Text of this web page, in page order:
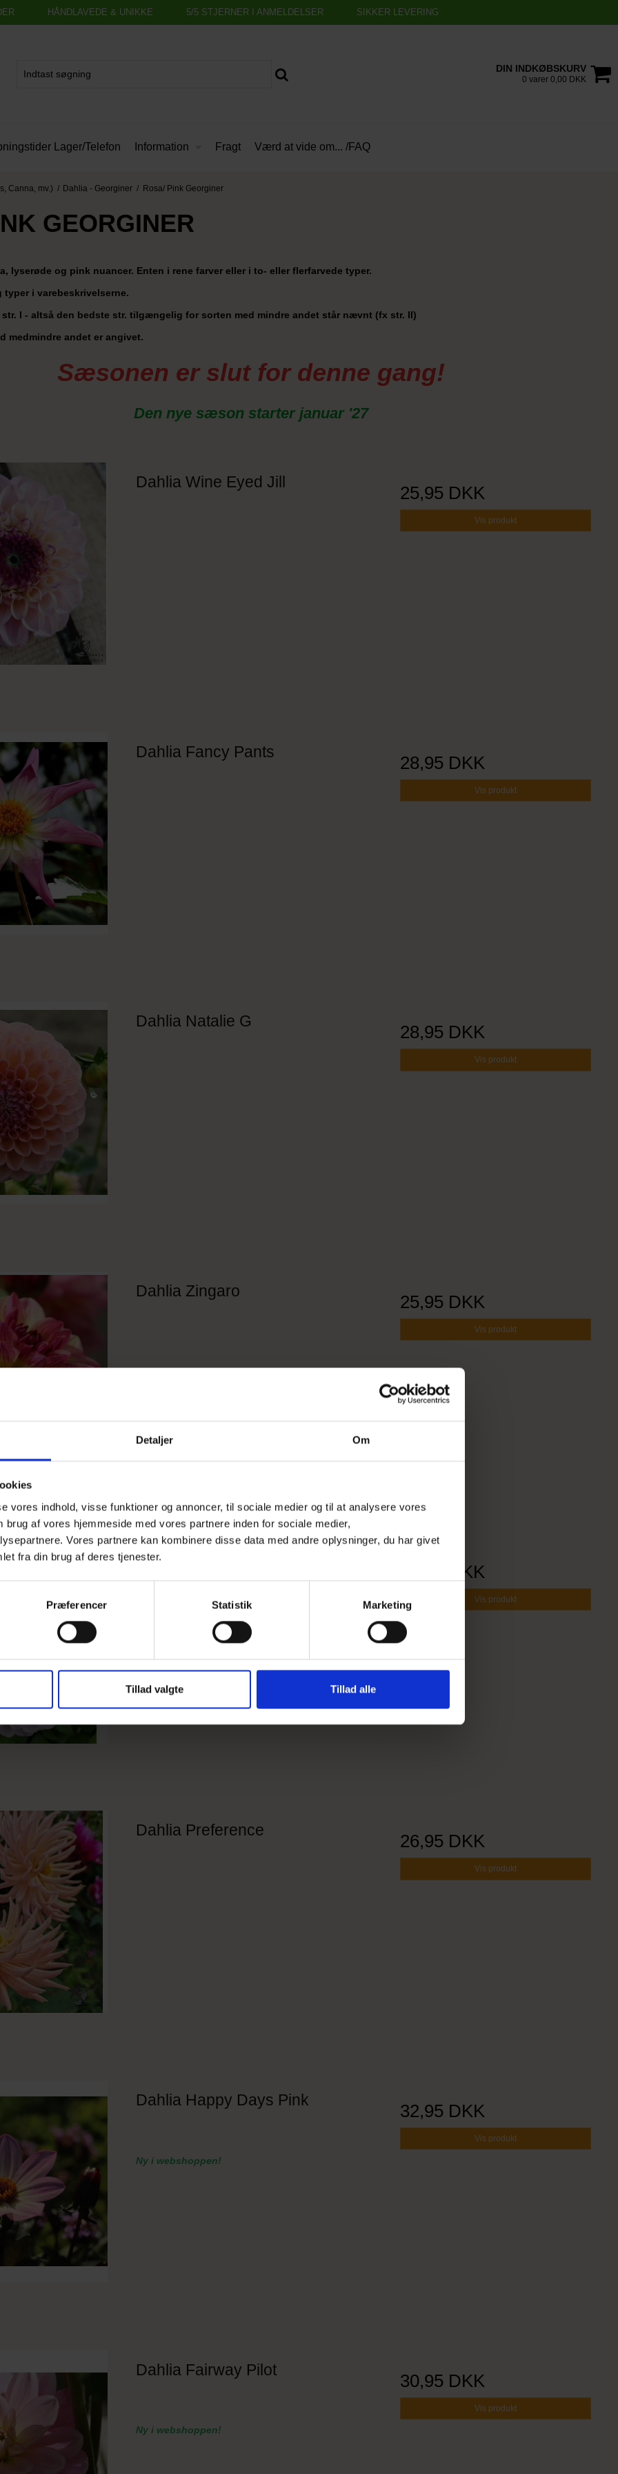
Detaljer Om
vores indhold, visse funktioner og annoncer, til sociale medier og til at analysere vores
brug af vores hjemmeside med vores partnere inden for sociale medier,
Vores partnere kan kombinere disse data med andre oplysninger, du har givet
fra din brug af deres tjenester.
Præferencer Statistik Marketing
Tillad valgte Tillad alle
HÅNDLAVEDE & UNIKKE 5/5 STJERNER I ANMELDELSER SIKKER LEVERING
DIN INDKØBSKURV
0 varer 0,00 DKK
Lager/Telefon Information Fragt Værd at vide om... /FAQ
Canna, mv.) / Dahlia - Georginer / Rosa/ Pink Georginer
GEORGINER
lyserøde og pink nuancer. Enten i rene farver eller i to- eller flerfarvede typer.
i varebeskrivelserne.
I - altså den bedste str. tilgængelig for sorten med mindre andet står nævnt (fx str. II)
medmindre andet er angivet.
Sæsonen er slut for denne gang!
Den nye sæson starter januar '27
Dahlia Wine Eyed Jill
25,95 DKK
Vis produkt
Dahlia Fancy Pants
28,95 DKK
Vis produkt
Dahlia Natalie G
28,95 DKK
Vis produkt
Dahlia Zingaro
25,95 DKK
Vis produkt
Dahlia Wizard of Oz
26,95 DKK
Vis produkt
Dahlia Preference
26,95 DKK
Vis produkt
Dahlia Happy Days Pink
Ny i webshoppen!
32,95 DKK
Vis produkt
Dahlia Fairway Pilot
Ny i webshoppen!
30,95 DKK
Vis produkt